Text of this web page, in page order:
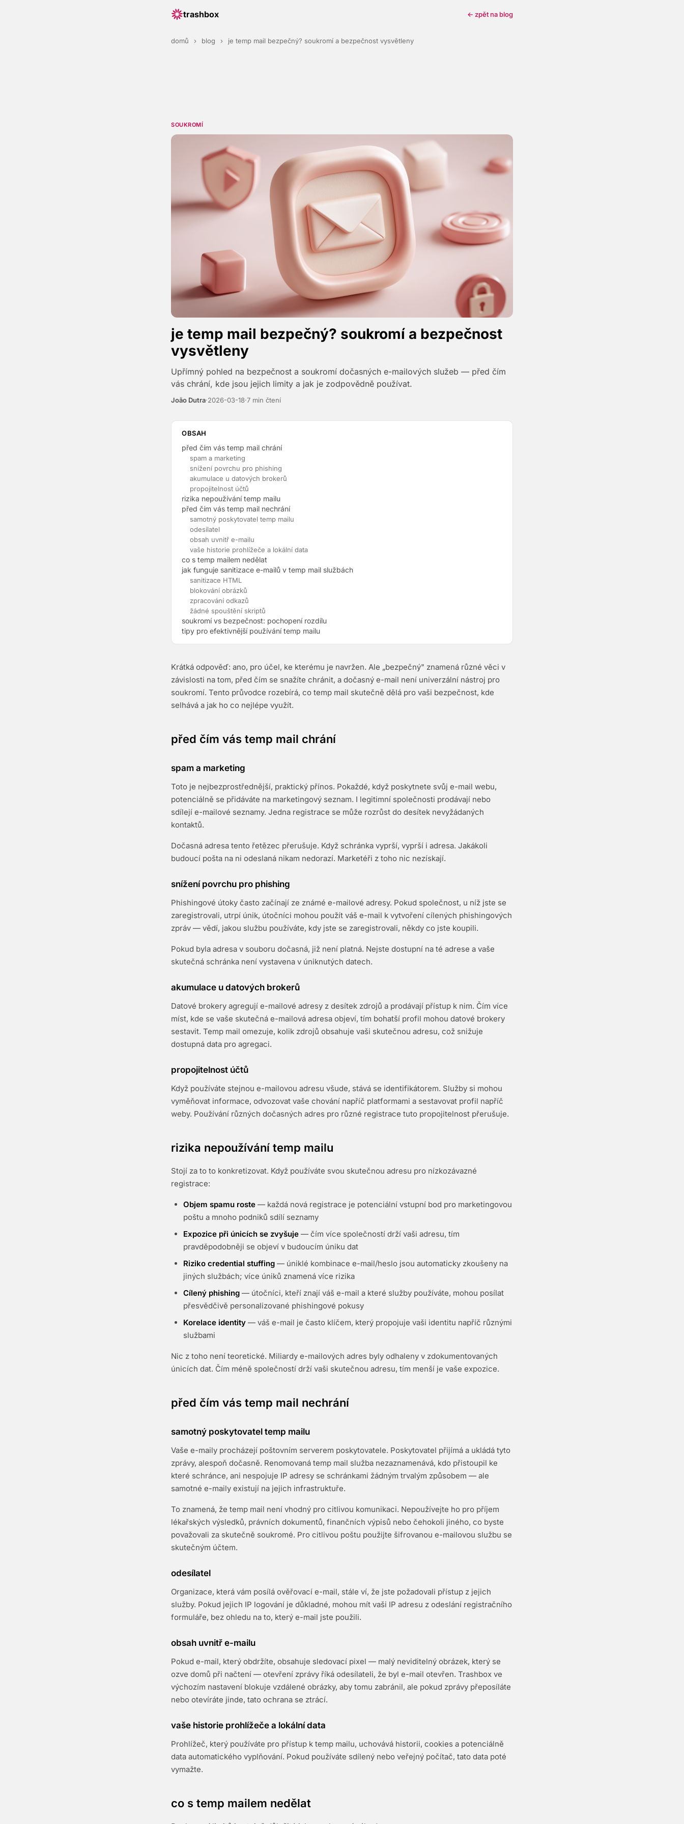
trashbox ← zpět na blog
domů › blog › je temp mail bezpečný? soukromí a bezpečnost vysvětleny
SOUKROMÍ
je temp mail bezpečný? soukromí a bezpečnost
vysvětleny
Upřímný pohled na bezpečnost a soukromí dočasných e-mailových služeb — před čím
vás chrání, kde jsou jejich limity a jak je zodpovědně používat.
João Dutra·2026-03-18·7 min čtení
OBSAH
před čím vás temp mail chrání
spam a marketing
snížení povrchu pro phishing
akumulace u datových brokerů
propojitelnost účtů
rizika nepoužívání temp mailu
před čím vás temp mail nechrání
samotný poskytovatel temp mailu
odesílatel
obsah uvnitř e-mailu
vaše historie prohlížeče a lokální data
co s temp mailem nedělat
jak funguje sanitizace e-mailů v temp mail službách
sanitizace HTML
blokování obrázků
zpracování odkazů
žádné spouštění skriptů
soukromí vs bezpečnost: pochopení rozdílu
tipy pro efektivnější používání temp mailu
Krátká odpověď: ano, pro účel, ke kterému je navržen. Ale „bezpečný" znamená různé věci v
závislosti na tom, před čím se snažíte chránit, a dočasný e-mail není univerzální nástroj pro
soukromí. Tento průvodce rozebírá, co temp mail skutečně dělá pro vaši bezpečnost, kde
selhává a jak ho co nejlépe využít.
před čím vás temp mail chrání
spam a marketing
Toto je nejbezprostřednější, praktický přínos. Pokaždé, když poskytnete svůj e-mail webu,
potenciálně se přidáváte na marketingový seznam. I legitimní společnosti prodávají nebo
sdílejí e-mailové seznamy. Jedna registrace se může rozrůst do desítek nevyžádaných
kontaktů.
Dočasná adresa tento řetězec přerušuje. Když schránka vyprší, vyprší i adresa. Jakákoli
budoucí pošta na ni odeslaná nikam nedorazí. Marketéři z toho nic nezískají.
snížení povrchu pro phishing
Phishingové útoky často začínají ze známé e-mailové adresy. Pokud společnost, u níž jste se
zaregistrovali, utrpí únik, útočníci mohou použít váš e-mail k vytvoření cílených phishingových
zpráv — vědí, jakou službu používáte, kdy jste se zaregistrovali, někdy co jste koupili.
Pokud byla adresa v souboru dočasná, již není platná. Nejste dostupní na té adrese a vaše
skutečná schránka není vystavena v úniknutých datech.
akumulace u datových brokerů
Datové brokery agregují e-mailové adresy z desítek zdrojů a prodávají přístup k nim. Čím více
míst, kde se vaše skutečná e-mailová adresa objeví, tím bohatší profil mohou datové brokery
sestavit. Temp mail omezuje, kolik zdrojů obsahuje vaši skutečnou adresu, což snižuje
dostupná data pro agregaci.
propojitelnost účtů
Když používáte stejnou e-mailovou adresu všude, stává se identifikátorem. Služby si mohou
vyměňovat informace, odvozovat vaše chování napříč platformami a sestavovat profil napříč
weby. Používání různých dočasných adres pro různé registrace tuto propojitelnost přerušuje.
rizika nepoužívání temp mailu
Stojí za to to konkretizovat. Když používáte svou skutečnou adresu pro nízkozávazné
registrace:
Objem spamu roste — každá nová registrace je potenciální vstupní bod pro marketingovou
poštu a mnoho podniků sdílí seznamy
Expozice při únicích se zvyšuje — čím více společností drží vaši adresu, tím
pravděpodobněji se objeví v budoucím úniku dat
Riziko credential stuffing — úniklé kombinace e-mail/heslo jsou automaticky zkoušeny na
jiných službách; více úniků znamená více rizika
Cílený phishing — útočníci, kteří znají váš e-mail a které služby používáte, mohou posílat
přesvědčivě personalizované phishingové pokusy
Korelace identity — váš e-mail je často klíčem, který propojuje vaši identitu napříč různými
službami
Nic z toho není teoretické. Miliardy e-mailových adres byly odhaleny v zdokumentovaných
únicích dat. Čím méně společností drží vaši skutečnou adresu, tím menší je vaše expozice.
před čím vás temp mail nechrání
samotný poskytovatel temp mailu
Vaše e-maily procházejí poštovním serverem poskytovatele. Poskytovatel přijímá a ukládá tyto
zprávy, alespoň dočasně. Renomovaná temp mail služba nezaznamenává, kdo přistoupil ke
které schránce, ani nespojuje IP adresy se schránkami žádným trvalým způsobem — ale
samotné e-maily existují na jejich infrastruktuře.
To znamená, že temp mail není vhodný pro citlivou komunikaci. Nepoužívejte ho pro příjem
lékařských výsledků, právních dokumentů, finančních výpisů nebo čehokoli jiného, co byste
považovali za skutečně soukromé. Pro citlivou poštu použijte šifrovanou e-mailovou službu se
skutečným účtem.
odesílatel
Organizace, která vám posílá ověřovací e-mail, stále ví, že jste požadovali přístup z jejich
služby. Pokud jejich IP logování je důkladné, mohou mít vaši IP adresu z odeslání registračního
formuláře, bez ohledu na to, který e-mail jste použili.
obsah uvnitř e-mailu
Pokud e-mail, který obdržíte, obsahuje sledovací pixel — malý neviditelný obrázek, který se
ozve domů při načtení — otevření zprávy říká odesílateli, že byl e-mail otevřen. Trashbox ve
výchozím nastavení blokuje vzdálené obrázky, aby tomu zabránil, ale pokud zprávy přeposíláte
nebo otevíráte jinde, tato ochrana se ztrácí.
vaše historie prohlížeče a lokální data
Prohlížeč, který používáte pro přístup k temp mailu, uchovává historii, cookies a potenciálně
data automatického vyplňování. Pokud používáte sdílený nebo veřejný počítač, tato data poté
vymažte.
co s temp mailem nedělat